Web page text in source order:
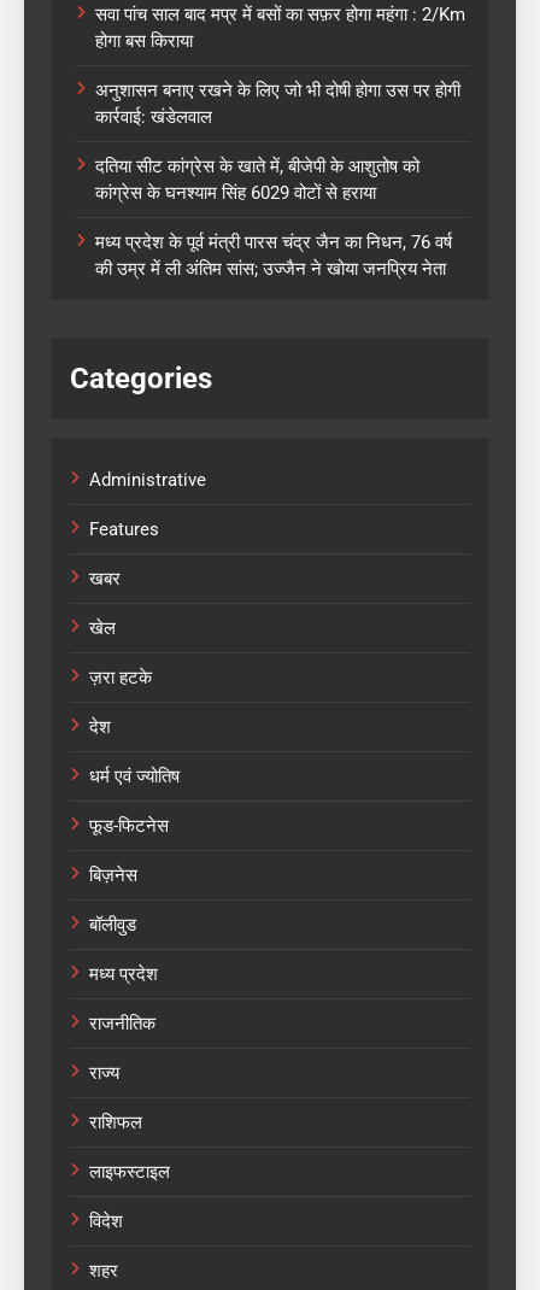
सवा पांच साल बाद मप्र में बसों का सफ़र होगा महंगा : 2/Km
होगा बस किराया
अनुशासन बनाए रखने के लिए जो भी दोषी होगा उस पर होगी
कार्रवाई: खंडेलवाल
दतिया सीट कांग्रेस के खाते में, बीजेपी के आशुतोष को
कांग्रेस के घनश्याम सिंह 6029 वोटों से हराया
मध्य प्रदेश के पूर्व मंत्री पारस चंद्र जैन का निधन, 76 वर्ष
की उम्र में ली अंतिम सांस; उज्जैन ने खोया जनप्रिय नेता
Categories
Administrative
Features
खबर
खेल
ज़रा हटके
देश
धर्म एवं ज्योतिष
फूड-फिटनेस
बिज़नेस
बॉलीवुड
मध्य प्रदेश
राजनीतिक
राज्य
राशिफल
लाइफस्टाइल
विदेश
शहर